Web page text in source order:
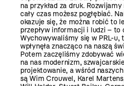
na przykład za druk.
cały czas możesz pogłębiać.
okazuje się, że można robić to
przepływ informacji i ludzi – to
Wychowywaliśmy się w PRL-
wpłynęła znacząco na naszą
Potem zaczęliśmy zdobywać
na nas modernizm,
projektowanie, a wśród
są Wim Crouwel, Karel